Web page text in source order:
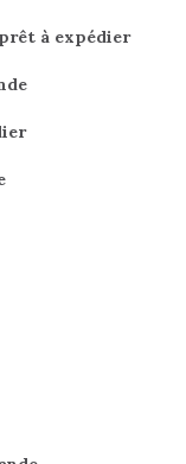
à expédier